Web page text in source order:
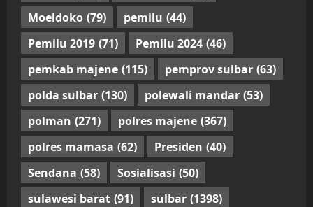
Moeldoko (79) pemilu (44)
Pemilu 2019 (71) Pemilu 2024 (46)
pemkab majene (115) pemprov sulbar (63)
polda sulbar (130) polewali mandar (53)
polman (271) polres majene (367)
polres mamasa (62) Presiden (40)
Sendana (58) Sosialisasi (50)
sulawesi barat (91) sulbar (1398)